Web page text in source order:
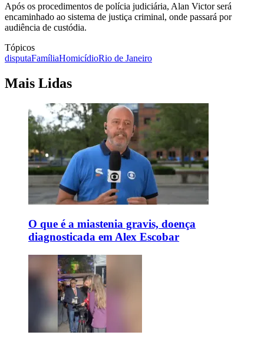
Após os procedimentos de polícia judiciária, Alan Victor será
encaminhado ao sistema de justiça criminal, onde passará por
audiência de custódia.
Tópicos
disputaFamíliaHomicídioRio de Janeiro
Mais Lidas
O que é a miastenia gravis, doença
diagnosticada em Alex Escobar